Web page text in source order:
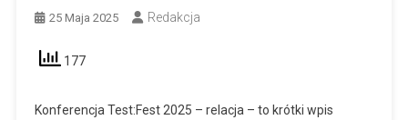
25 Maja 2025 Redakcja
177
Konferencja Test:Fest 2025 – relacja – to krótki wpis